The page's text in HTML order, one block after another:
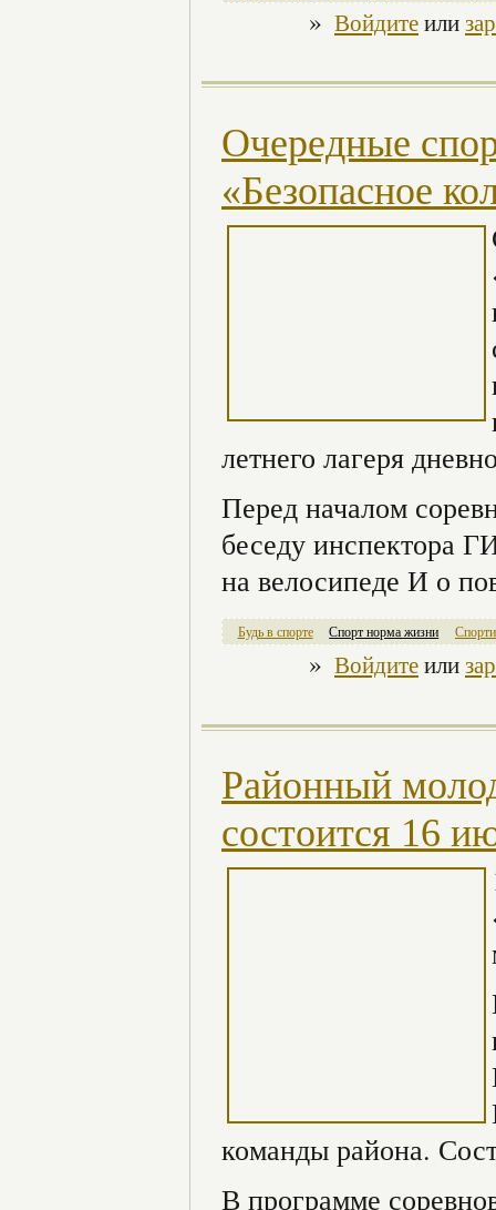
» Войдитеили
Очередные
«Безопасное
летнего лагеря
Перед началом
беседу инспектора
на велосипеде И о
Будь в спорте Спорт норма жизни
» Войдитеили
Районный
состоится 16
команды района.
В программе